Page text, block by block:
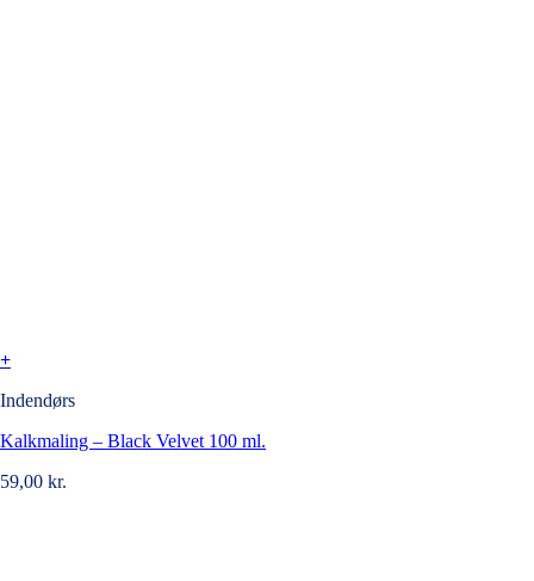
+
Indendørs
Kalkmaling – Black Velvet 100 ml.
59,00 kr.